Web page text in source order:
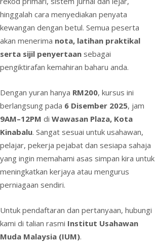
hinggalah cara menyediakan penyata
kewangan dengan betul. Semua peserta
akan menerima nota, latihan praktikal
serta sijil penyertaan sebagai
pengiktirafan kemahiran baharu anda.
Dengan yuran hanya RM200, kursus ini
berlangsung pada 6 Disember 2025, jam
9AM–12PM di Wawasan Plaza, Kota
Kinabalu. Sangat sesuai untuk usahawan,
pelajar, pekerja pejabat dan sesiapa sahaja
yang ingin memahami asas simpan kira untuk
meningkatkan kerjaya atau mengurus
perniagaan sendiri.
Untuk pendaftaran dan pertanyaan, hubungi
kami di talian rasmi Institut Usahawan
Muda Malaysia (IUM).